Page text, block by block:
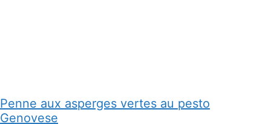
Penne aux asperges vertes au pesto
Genovese